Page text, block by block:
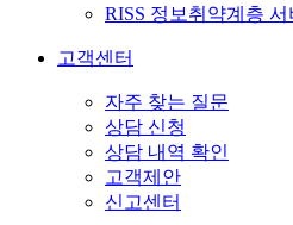
RISS 정보취약계층
고객센터
자주 찾는 질문
상담 신청
상담 내역 확인
고객제안
신고센터